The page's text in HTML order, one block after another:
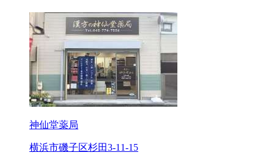
神仙堂薬局
横浜市磯子区杉田3-11-15